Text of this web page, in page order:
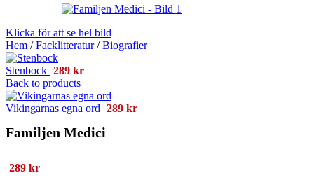
Klicka för att se hel bild
Hem / Facklitteratur/ Biografier
Stenbock 289 kr
Back to products
Vikingarnas egna ord 289 kr
Familjen Medici
289 kr